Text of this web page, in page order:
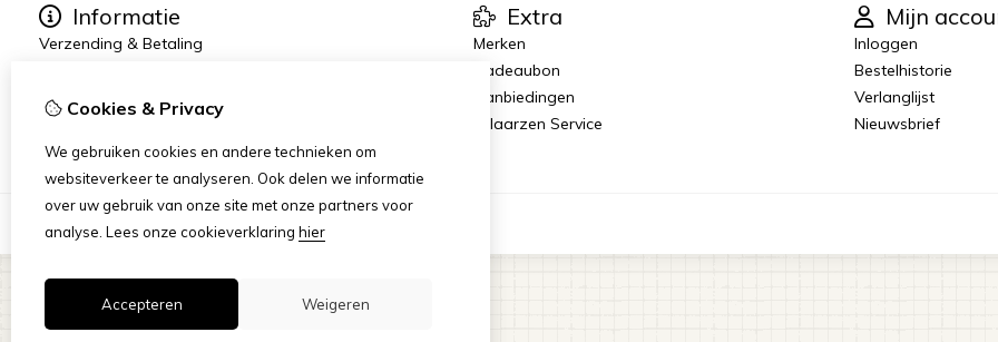
Informatie
Verzending & Betaling
Privacy Statement
Extra
Merken
Cadeaubon
Aanbiedingen
Rijlaarzen Service
Mijn
Inloggen
Bestelhistorie
Verlanglijst
Nieuwsbrief
Cookies & Privacy
We gebruiken cookies en andere technieken om
websiteverkeer te analyseren. Ook delen we informatie
over uw gebruik van onze site met onze partners voor
analyse. Lees onze cookieverklaring hier
Accepteren Weigeren